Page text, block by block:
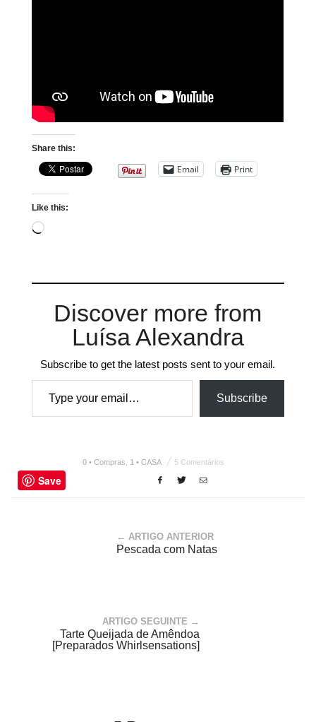
Share this:
Email Print
Like this:
Loading…
Discover more from
Luísa Alexandra
Subscribe to get the latest posts sent to your email.
Type your email…
Subscribe
0 • Compras 1 • CASA 5 Comentários
Save
← ARTIGO ANTERIOR
Pescada com Natas
ARTIGO SEGUINTE →
Tarte Queijada de Amêndoa
[Preparados Whirlsensations]